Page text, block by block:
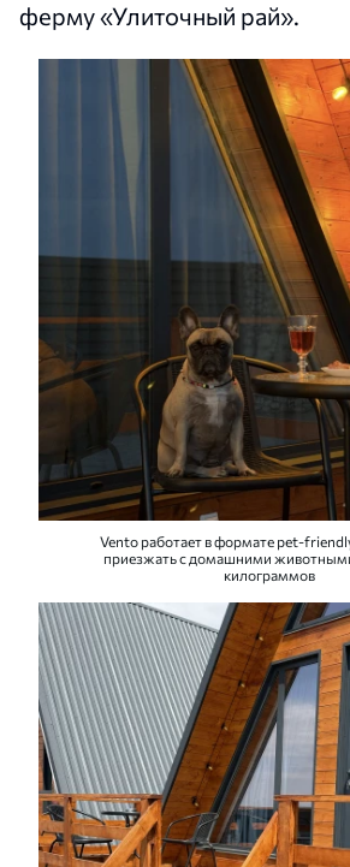
ферму «Улиточный рай».
Vento работает в формате pet-
приезжать с домашними
килограммов